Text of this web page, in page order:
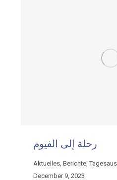
رحلة إلى الفيوم
Aktuelles ,Berichte ,
December 9, 2023